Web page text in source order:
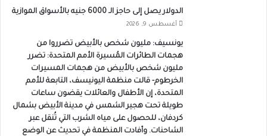
الدولار يصل إلى حاجز الـ 6000 جنيه بالأسواق الموازية
أغسطس 9, 2026
يونسيف: مليون شخص بالأبيض تضرروا من
هجمات الطائرات المُسيرة الأمم المتحدة: تضرر
مليون شخص بالأبيض من هجمات المسيرات
الخرطوم- قالت منظمة اليونيسف، التابعة للأمم
المتحدة، إن الأطفال والعائلات يقضون ساعات
طويلة تحت هجير الشمس في مدينة الأبيض بشمال
كردفان، للحصول على مياه الشرب التي تُنقل عبر
الشاحنات. وأفادت المنظمة في تحديث عن الوضع